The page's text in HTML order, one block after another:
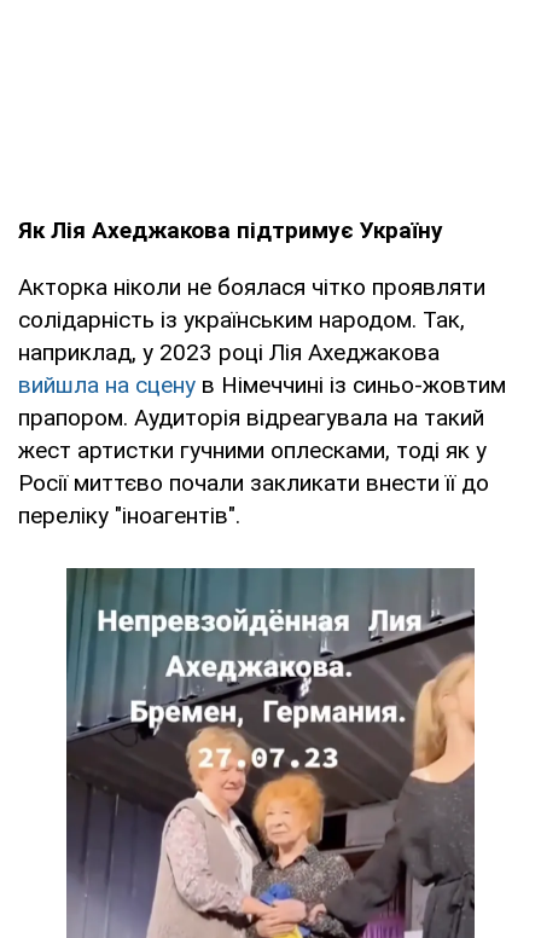
Як Лія Ахеджакова підтримує Україну
Акторка ніколи не боялася чітко проявляти
солідарність із українським народом. Так,
наприклад, у 2023 році Лія Ахеджакова
вийшла на сцену в Німеччині із синьо-жовтим
прапором. Аудиторія відреагувала на такий
жест артистки гучними оплесками, тоді як у
Росії миттєво почали закликати внести її до
переліку "іноагентів".